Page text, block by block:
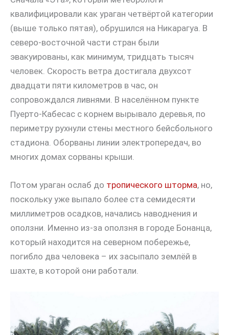
квалифицировали как ураган четвёртой категории
(выше только пятая), обрушился на Никарагуа. В
северо-восточной части стран были
эвакуированы, как минимум, тридцать тысяч
человек. Скорость ветра достигала двухсот
двадцати пяти километров в час, он
сопровождался ливнями. В населённом пункте
Пуерто-Кабесас с корнем вырывало деревья, по
периметру рухнули стены местного бейсбольного
стадиона. Оборваны линии электропередач, во
многих домах сорваны крыши.
Потом ураган ослаб до тропического шторма, но,
поскольку уже выпало более ста семидесяти
миллиметров осадков, начались наводнения и
оползни. Именно из-за оползня в городе Бонанца,
который находится на северном побережье,
погибло два человека – их засыпало землёй в
шахте, в которой они работали.